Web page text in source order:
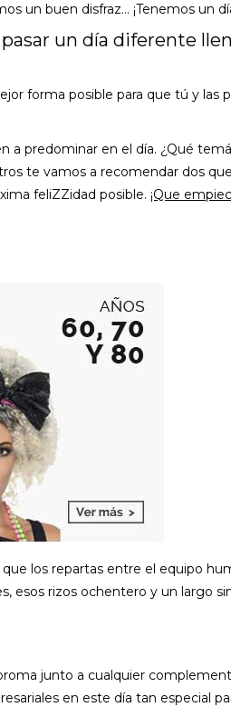
un buen disfraz… ¡Tenemos un
un día diferente
forma posible para que tú y las
a predominar en el día. ¿Qué
te vamos a recomendar dos que
feliZZidad posible. ¡Que
los repartas entre el equipo
esos rizos ochentero y un largo
junto a cualquier
en este día tan especial